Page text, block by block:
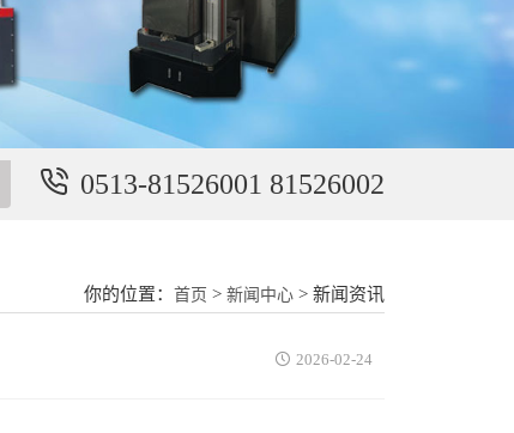
0513-81526001 81526002
你的位置：首页 >新闻中心 > 新闻资讯
2026-02-24